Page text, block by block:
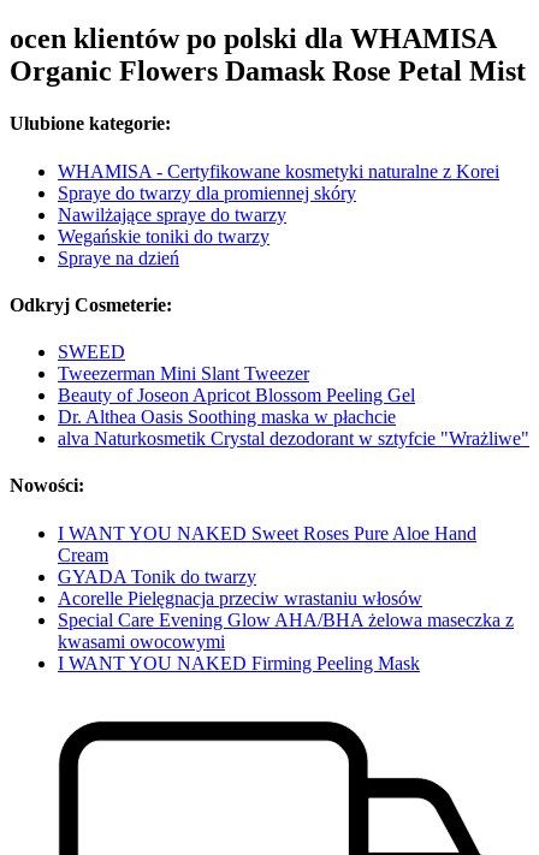
ocen klientów po polski dla WHAMISA
Organic Flowers Damask Rose Petal Mist
Ulubione kategorie:
WHAMISA - Certyfikowane kosmetyki naturalne z Korei
Spraye do twarzy dla promiennej skóry
Nawilżające spraye do twarzy
Wegańskie toniki do twarzy
Spraye na dzień
Odkryj Cosmeterie:
SWEED
Tweezerman Mini Slant Tweezer
Beauty of Joseon Apricot Blossom Peeling Gel
Dr. Althea Oasis Soothing maska w płachcie
alva Naturkosmetik Crystal dezodorant w sztyfcie "Wrażliwe"
Nowości:
I WANT YOU NAKED Sweet Roses Pure Aloe Hand
Cream
GYADA Tonik do twarzy
Acorelle Pielęgnacja przeciw wrastaniu włosów
Special Care Evening Glow AHA/BHA żelowa maseczka z
kwasami owocowymi
I WANT YOU NAKED Firming Peeling Mask